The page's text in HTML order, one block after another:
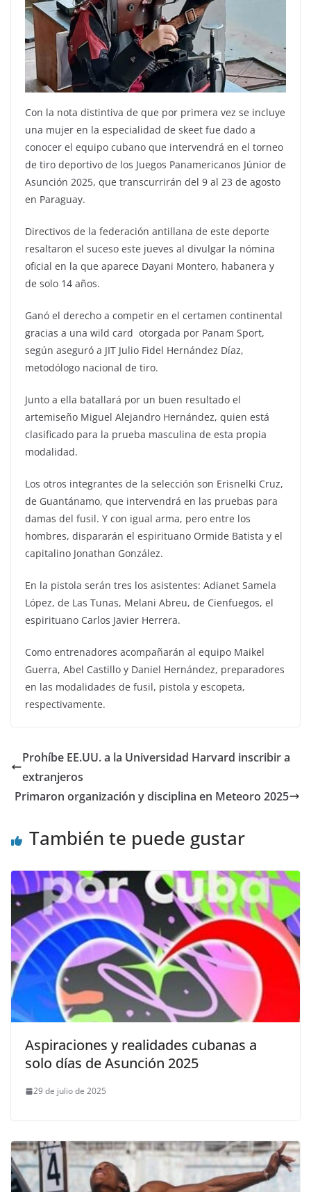
Con la nota distintiva de que por primera vez se incluye
una mujer en la especialidad de skeet fue dado a
conocer el equipo cubano que intervendrá en el torneo
de tiro deportivo de los Juegos Panamericanos Júnior de
Asunción 2025, que transcurrirán del 9 al 23 de agosto
en Paraguay.
Directivos de la federación antillana de este deporte
resaltaron el suceso este jueves al divulgar la nómina
oficial en la que aparece Dayani Montero, habanera y
de solo 14 años.
Ganó el derecho a competir en el certamen continental
gracias a una wild card otorgada por Panam Sport,
según aseguró a JIT Julio Fidel Hernández Díaz,
metodólogo nacional de tiro.
Junto a ella batallará por un buen resultado el
artemiseño Miguel Alejandro Hernández, quien está
clasificado para la prueba masculina de esta propia
modalidad.
Los otros integrantes de la selección son Erisnelki Cruz,
de Guantánamo, que intervendrá en las pruebas para
damas del fusil. Y con igual arma, pero entre los
hombres, dispararán el espirituano Ormide Batista y el
capitalino Jonathan González.
En la pistola serán tres los asistentes: Adianet Samela
López, de Las Tunas, Melani Abreu, de Cienfuegos, el
espirituano Carlos Javier Herrera.
Como entrenadores acompañarán al equipo Maikel
Guerra, Abel Castillo y Daniel Hernández, preparadores
en las modalidades de fusil, pistola y escopeta,
respectivamente.
Prohíbe EE.UU. a la Universidad Harvard inscribir a
extranjeros
Primaron organización y disciplina en Meteoro 2025
También te puede gustar
Aspiraciones y realidades cubanas a
solo días de Asunción 2025
29 de julio de 2025